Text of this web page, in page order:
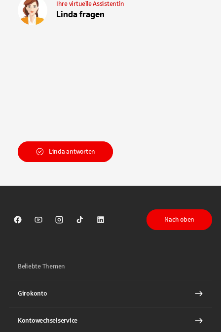
Linda fragen
Ihre virtuelle Assistentin
Linda antworten
Sparkasse auf Facebook
Sparkasse auf Youtube
Sparkasse auf Instagram
Sparkasse auf TikTok
Sparkasse auf LinkedIn
Nach oben
Beliebte Themen
Girokonto
Kontowechselservice